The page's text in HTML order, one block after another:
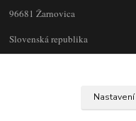
96681 Žarnovica
Slovenská republika
Nastavení